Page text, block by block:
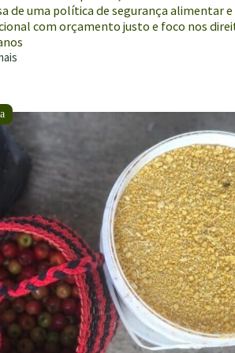
de uma política de segurança alimentar e
com orçamento justo e foco nos